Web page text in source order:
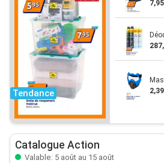
Tendance
Catalogue Action
Valable: 5 août au 15 août